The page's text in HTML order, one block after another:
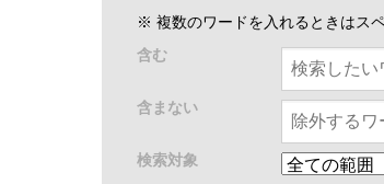
※ 複数のワードを入れるときはス
含む
含まない
検索対象